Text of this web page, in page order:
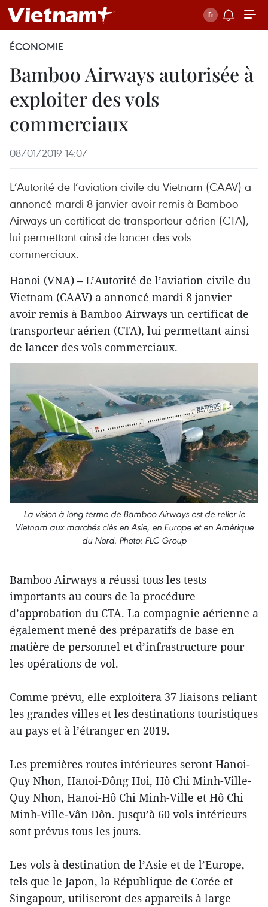
ÉCONOMIE
Bamboo Airways autorisée à
exploiter des vols
commerciaux
08/01/2019 14:07
L’Autorité de l’aviation civile du Vietnam (CAAV) a
annoncé mardi 8 janvier avoir remis à Bamboo
Airways un certificat de transporteur aérien (CTA),
lui permettant ainsi de lancer des vols
commerciaux.
Hanoi (VNA) – L’Autorité de l’aviation civile du
Vietnam (CAAV) a annoncé mardi 8 janvier
avoir remis à Bamboo Airways un certificat de
transporteur aérien (CTA), lui permettant ainsi
de lancer des vols commerciaux.
La vision à long terme de Bamboo Airways est de relier le
Vietnam aux marchés clés en Asie, en Europe et en Amérique
du Nord. Photo: FLC Group
Bamboo Airways a réussi tous les tests
importants au cours de la procédure
d’approbation du CTA. La compagnie aérienne a
également mené des préparatifs de base en
matière de personnel et d’infrastructure pour
les opérations de vol.
Comme prévu, elle exploitera 37 liaisons reliant
les grandes villes et les destinations touristiques
au pays et à l’étranger en 2019.
Les premières routes intérieures seront Hanoi-
Quy Nhon, Hanoi-Dông Hoi, Hô Chi Minh-Ville-
Quy Nhon, Hanoi-Hô Chi Minh-Ville et Hô Chi
Minh-Ville-Vân Dôn. Jusqu’à 60 vols intérieurs
sont prévus tous les jours.
Les vols à destination de l’Asie et de l’Europe,
tels que le Japon, la République de Corée et
Singapour, utiliseront des appareils à large